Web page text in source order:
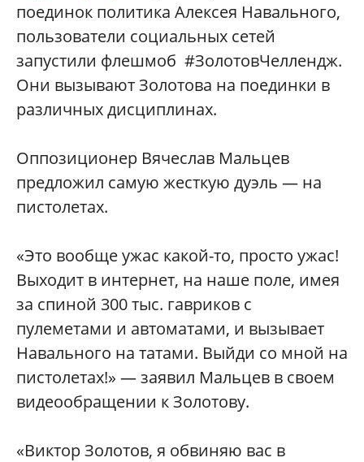
поединок политика Алексея Навального,
пользователи социальных сетей
запустили флешмоб #ЗолотовЧеллендж.
Они вызывают Золотова на поединки в
различных дисциплинах.
Оппозиционер Вячеслав Мальцев
предложил самую жесткую дуэль — на
пистолетах.
«Это вообще ужас какой-то, просто ужас!
Выходит в интернет, на наше поле, имея
за спиной 300 тыс. гавриков с
пулеметами и автоматами, и вызывает
Навального на татами. Выйди со мной на
пистолетах!» — заявил Мальцев в своем
видеообращении к Золотову.
«Виктор Золотов, я обвиняю вас в